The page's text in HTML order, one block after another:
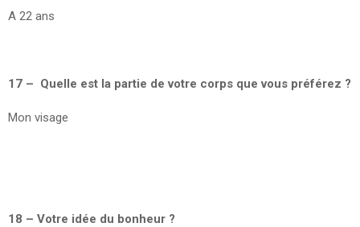
A 22 ans
17 – Quelle est la partie de votre corps que vous préférez ?
Mon visage
18 – Votre idée du bonheur ?